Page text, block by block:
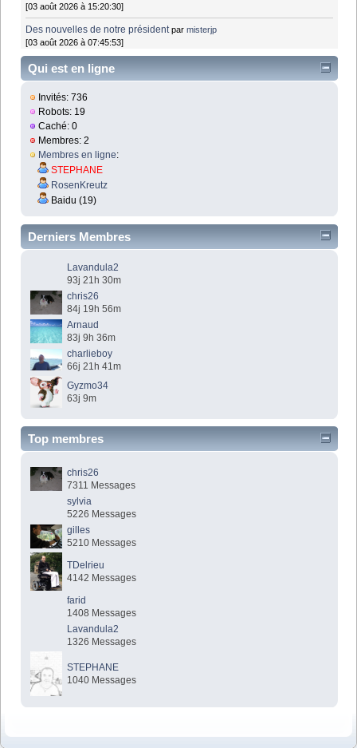
[03 août 2026 à 15:20:30]
Des nouvelles de notre président parmisterjp
[03 août 2026 à 07:45:53]
Qui est en ligne
Invités: 736
Robots: 19
Caché: 0
Membres: 2
Membres en ligne:
STEPHANE
RosenKreutz
Baidu (19)
Derniers Membres
Lavandula2
93j 21h 30m
chris26
84j 19h 56m
Arnaud
83j 9h 36m
charlieboy
66j 21h 41m
Gyzmo34
63j 9m
Top membres
chris26
7311 Messages
sylvia
5226 Messages
gilles
5210 Messages
TDelrieu
4142 Messages
farid
1408 Messages
Lavandula2
1326 Messages
STEPHANE
1040 Messages